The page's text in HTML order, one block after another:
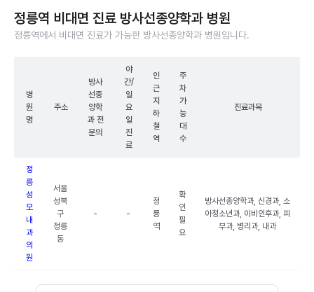
정릉역 비대면 진료 방사선종양학과 병원
정릉역에서 비대면 진료가 가능한 방사선종양학과 병원입니다.
병
원
명
주소
방사
선종
양학
과 전
문의
야
간/
일
요
일
진
료
인
근
지
하
철
역
주
차
가
능
대
수
진료과목
정
릉
성
모
내
과
의
원
서울
성북
구
정릉
동
- -
정
릉
역
확
인
필
요
방사선종양학과, 신경과, 소
아청소년과, 이비인후과, 피
부과, 병리과, 내과